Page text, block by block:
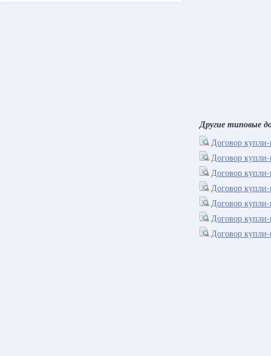
Другие типовые
Договор
Договор купли-
Договор
Договор
Договор
Договор
Договор купли-